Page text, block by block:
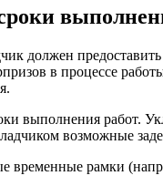
должен
в процессе
выполнения работ.
возможные
временные рамки